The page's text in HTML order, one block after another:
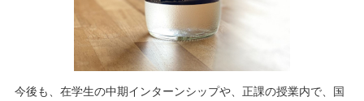
今後も、在学生の中期インターンシップや、正課の授業内で、国